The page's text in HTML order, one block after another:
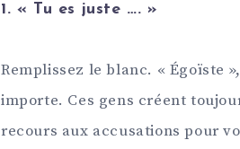
1. « Tu es juste …. »
Remplissez le blanc. « Égoïste
importe. Ces gens créent
recours aux accusations pour